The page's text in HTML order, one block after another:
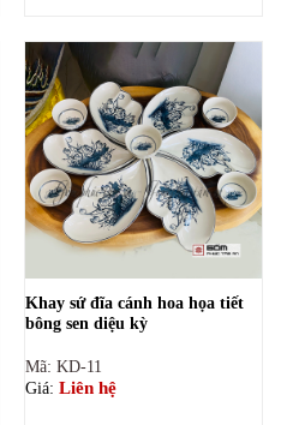
Khay sứ đĩa cánh hoa họa tiết
bông sen diệu kỳ
Mã: KD-11
Giá: Liên hệ